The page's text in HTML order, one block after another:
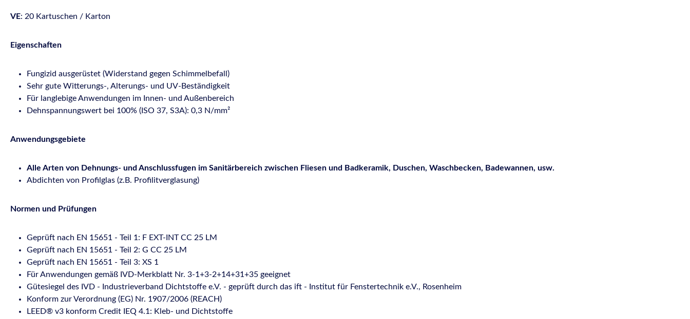
VE: 20 Kartuschen / Karton
Eigenschaften
Fungizid ausgerüstet (Widerstand gegen Schimmelbefall)
Sehr gute Witterungs-, Alterungs- und UV-Beständigkeit
Für langlebige Anwendungen im Innen- und Außenbereich
Dehnspannungswert bei 100% (ISO 37, S3A): 0,3 N/mm²
Anwendungsgebiete
Alle Arten von Dehnungs- und Anschlussfugen im Sanitärbereich zwischen Fliesen und Badkeramik, Duschen, Waschbecken, Badewannen, usw.
Abdichten von Profilglas (z.B. Profilitverglasung)
Normen und Prüfungen
Geprüft nach EN 15651 - Teil 1: F EXT-INT CC 25 LM
Geprüft nach EN 15651 - Teil 2: G CC 25 LM
Geprüft nach EN 15651 - Teil 3: XS 1
Für Anwendungen gemäß IVD-Merkblatt Nr. 3-1+3-2+14+31+35 geeignet
Gütesiegel des IVD - Industrieverband Dichtstoffe e.V. - geprüft durch das ift - Institut für Fenstertechnik e.V., Rosenheim
Konform zur Verordnung (EG) Nr. 1907/2006 (REACH)
LEED® v3 konform Credit IEQ 4.1: Kleb- und Dichtstoffe